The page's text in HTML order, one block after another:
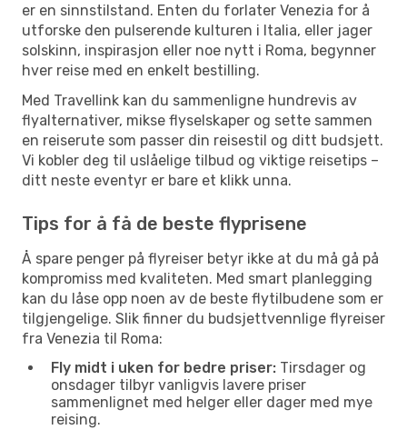
er en sinnstilstand. Enten du forlater Venezia for å
utforske den pulserende kulturen i Italia, eller jager
solskinn, inspirasjon eller noe nytt i Roma, begynner
hver reise med en enkelt bestilling.
Med Travellink kan du sammenligne hundrevis av
flyalternativer, mikse flyselskaper og sette sammen
en reiserute som passer din reisestil og ditt budsjett.
Vi kobler deg til uslåelige tilbud og viktige reisetips –
ditt neste eventyr er bare et klikk unna.
Tips for å få de beste flyprisene
Å spare penger på flyreiser betyr ikke at du må gå på
kompromiss med kvaliteten. Med smart planlegging
kan du låse opp noen av de beste flytilbudene som er
tilgjengelige. Slik finner du budsjettvennlige flyreiser
fra Venezia til Roma:
Fly midt i uken for bedre priser: Tirsdager og
onsdager tilbyr vanligvis lavere priser
sammenlignet med helger eller dager med mye
reising.